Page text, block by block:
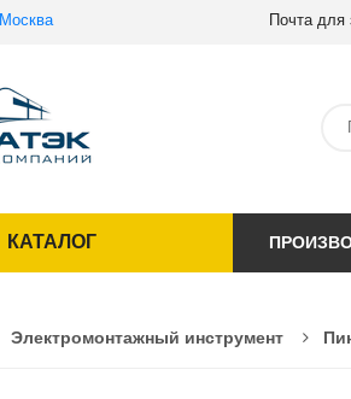
Москва Почта для
КАТАЛОГ
Электромонтажный инструмент